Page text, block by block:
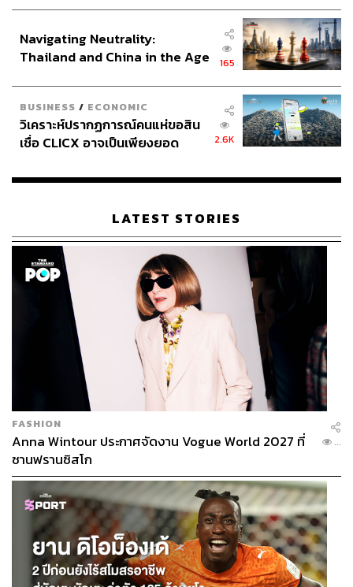
Navigating Neutrality:
Thailand and China in the Age
165
BUSINESS / ECONOMIC
วิเคราะห์ปรากฏการณ์คนแห่ขอสิน
เชื่อ CLICX อาจเป็นเพียงยอด
เรือนไทยที่ถูกซุกไว้
2.6K
LATEST STORIES
FASHION
Anna Wintour ประกาศจัดงาน Vogue World 2027 ที่
ซานฟรานซิสโก
...